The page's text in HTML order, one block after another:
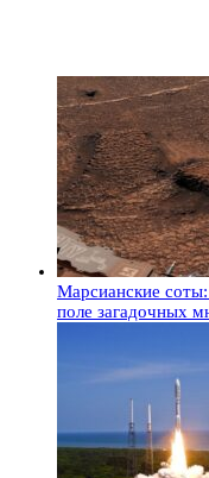
Марсианские
поле загадочных